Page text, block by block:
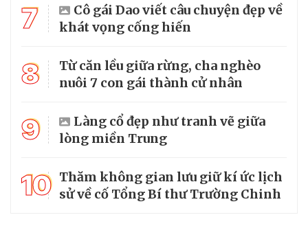
7
Cô gái Dao viết câu chuyện đẹp về
khát vọng cống hiến
8
Từ căn lều giữa rừng, cha nghèo
nuôi 7 con gái thành cử nhân
9
Làng cổ đẹp như tranh vẽ giữa
lòng miền Trung
10 Thăm không gian lưu giữ kí ức lịch
sử về cố Tổng Bí thư Trường Chinh